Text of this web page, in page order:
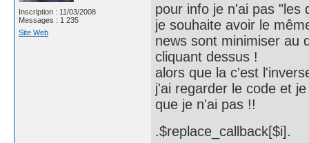
Inscription : 11/03/2008
Messages : 1 235
Site Web
pour info je n'ai pas "les
je souhaite avoir le
news sont minimiser au
cliquant dessus !
alors que la c'est
j'ai regarder le code et
que je n'ai pas !!
.$replace_callback[$i].